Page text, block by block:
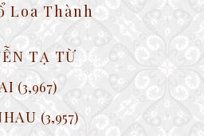
Loa Thành
TẠ TỪ
(3,967)
(3,957)